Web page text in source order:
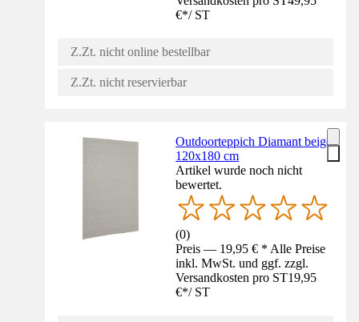
€*/ ST
Z.Zt. nicht online bestellbar
Z.Zt. nicht reservierbar
Outdoorteppich Diamant beige
120x180 cm
Artikel wurde noch nicht
bewertet.
(0)
Preis — 19,95 € * Alle Preise
inkl. MwSt. und ggf. zzgl.
Versandkosten pro ST19,95
€*/ ST